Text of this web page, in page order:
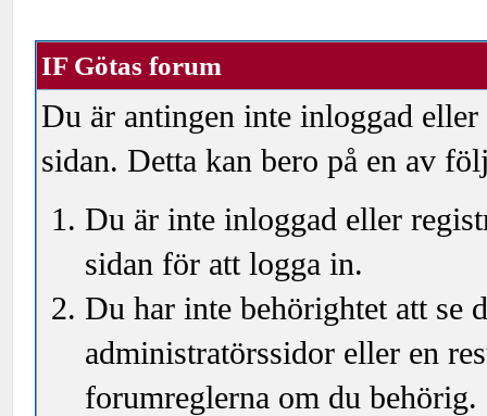
IF Götas forum
Du är antingen inte inloggad
sidan. Detta kan bero på en av
Du är inte inloggad eller
sidan för att logga in.
Du har inte behörightet att se
administratörssidor eller en
forumreglerna om du behörig.